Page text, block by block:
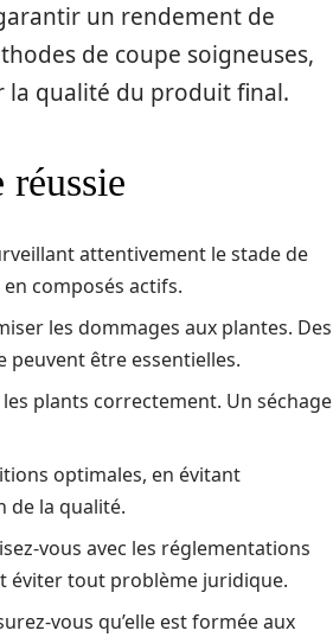
un rendement de
de coupe soigneuses,
qualité du produit final.
attentivement le stade de
composés actifs.
les dommages aux plantes. Des
peuvent être essentielles.
plants correctement. Un séchage
optimales, en évitant
de la qualité.
vous avec les réglementations
éviter tout problème juridique.
vous qu’elle est formée aux